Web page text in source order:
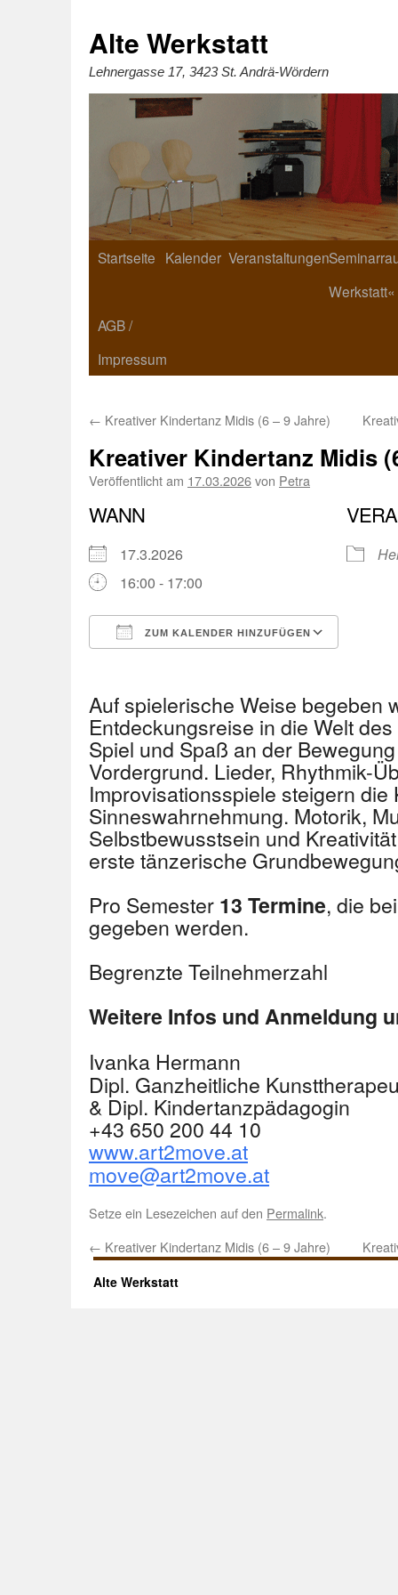
Alte Werkstatt
Lehnergasse 17, 3423 St. Andrä-Wördern
Startseite Kalender Veranstaltungen
Werkstatt«
AGB /
Impressum
← Kreativer Kindertanz Midis (6 – 9 Jahre)
Kreativer Kindertanz Midis
Veröffentlicht am 17.03.2026von Petra
WANN
17.3.2026
16:00 - 17:00
ZUM KALENDER HINZUFÜGEN
Auf spielerische Weise begeben
Entdeckungsreise in die Welt
Spiel und Spaß an der
Vordergrund. Lieder, Rhythmik-
Improvisationsspiele steigern die
Sinneswahrnehmung. Motorik,
Selbstbewusstsein und
erste tänzerische
Pro Semester 13 Termine, die
gegeben werden.
Begrenzte Teilnehmerzahl
Weitere Infos und Anmeldung
Ivanka Hermann
Dipl. Ganzheitliche
& Dipl. Kindertanzpädagogin
+43 650 200 44 10
www.art2move.at
move@art2move.at
Setze ein Lesezeichen auf den Permalink.
← Kreativer Kindertanz Midis (6 – 9 Jahre)
Alte Werkstatt